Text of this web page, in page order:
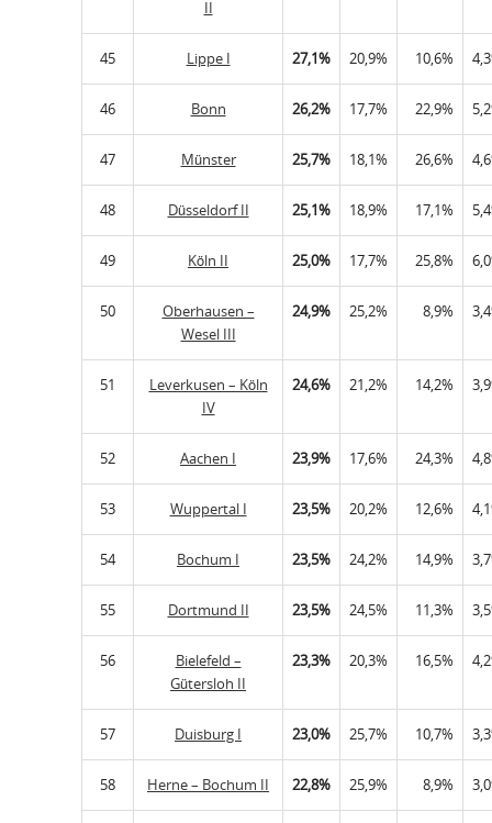
II
45 Lippe I 27,1% 20,9% 10,6%
46 Bonn 26,2% 17,7% 22,9%
47 Münster 25,7% 18,1% 26,6%
48 Düsseldorf II 25,1% 18,9% 17,1%
49 Köln II 25,0% 17,7% 25,8%
50
Oberhausen –
Wesel III
24,9% 25,2% 8,9%
51
Leverkusen – Köln
IV
24,6% 21,2% 14,2%
52 Aachen I 23,9% 17,6% 24,3%
53 Wuppertal I 23,5% 20,2% 12,6%
54 Bochum I 23,5% 24,2% 14,9%
55 Dortmund II 23,5% 24,5% 11,3%
56
Bielefeld –
Gütersloh II
23,3% 20,3% 16,5%
57 Duisburg I 23,0% 25,7% 10,7%
58 Herne – Bochum II 22,8% 25,9% 8,9%